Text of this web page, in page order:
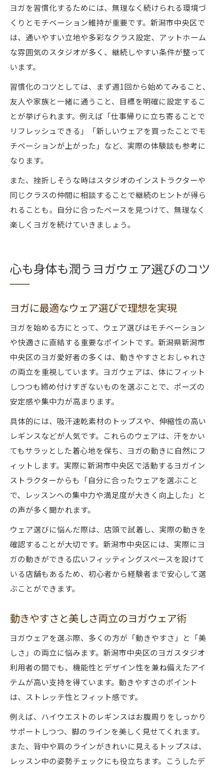
ヨガを習慣化するためには、無理なく続けられる環境づ
くりとモチベーション維持が重要です。新潟市中央区で
は、通いやすい立地や多彩なクラス設定、アットホーム
な雰囲気のスタジオが多く、継続しやすい条件が整って
います。
習慣化のコツとしては、まず週1回から始めてみること、
友人や家族と一緒に通うこと、目標を明確に設定するこ
とが挙げられます。例えば「仕事帰りに立ち寄ることで
リフレッシュできる」「新しいウェアを買ったことでモ
チベーションが上がった」など、実際の体験談も参考に
なります。
また、挫折しそうな時はスタジオのインストラクターや
同じクラスの仲間に相談することで継続のヒントが得ら
れることも。自分に合ったペースを見つけて、無理なく
楽しくヨガを続けていきましょう。
心も身体も潤うヨガウェア選びのコツ
ヨガに最適なウェア選びで理想を実現
ヨガを始める方にとって、ウェア選びはモチベーション
や快適さに直結する重要なポイントです。新潟県新潟市
中央区のヨガ愛好者の多くは、動きやすさとおしゃれさ
の両立を重視しています。ヨガウェアは、体にフィット
しつつも締め付けすぎないものを選ぶことで、ポーズの
安定感や集中力が高まります。
具体的には、吸汗速乾素材のトップスや、伸縮性の高い
レギンスなどが人気です。これらのウェアは、汗をかい
てもサラッとした着心地を保ち、ヨガの動きに自然にフ
ィットします。実際に新潟市中央区で活動するヨガイン
ストラクターからも「自分に合ったウェアを選ぶこと
で、レッスンへの集中力や満足度が大きく向上した」と
の声が多く聞かれます。
ウェア選びに悩んだ際は、店頭で試着し、実際の動きを
確認することが大切です。新潟市中央区には、実際にヨ
ガの動きができる広いフィッティングスペースを設けて
いる店舗もあるため、初心者から経験者まで安心して選
ぶことができます。
動きやすさと美しさ両立のヨガウェア術
ヨガウェアを選ぶ際、多くの方が「動きやすさ」と「美
しさ」の両立に悩みます。新潟市中央区のヨガスタジオ
利用者の間でも、機能性とデザイン性を兼ね備えたアイ
テムが高い支持を得ています。動きやすさのポイント
は、ストレッチ性とフィット感です。
例えば、ハイウエストのレギンスはお腹周りをしっかり
サポートしつつ、脚のラインを美しく見せてくれます。
また、背中や肩のラインがきれいに見えるトップスは、
レッスン中の姿勢チェックにも役立ちます。こうしたデ